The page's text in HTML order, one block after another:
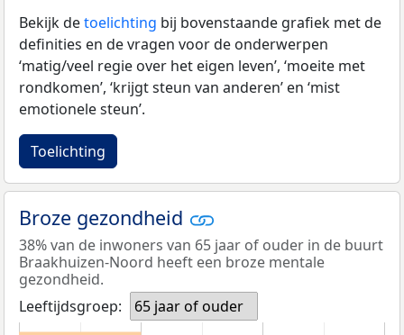
Bekijk detoelichting bij bovenstaande grafiek met de
definities en de vragen voor de onderwerpen
‘matig/veel regie over het eigen leven’, ‘moeite met
rondkomen’, ‘krijgt steun van anderen’ en ‘mist
emotionele steun’.
Toelichting
Broze gezondheid
38% van de inwoners van 65 jaar of ouder in de buurt
Braakhuizen-Noord heeft een broze mentale
gezondheid.
Leeftijdsgroep:
65 jaar of ouder